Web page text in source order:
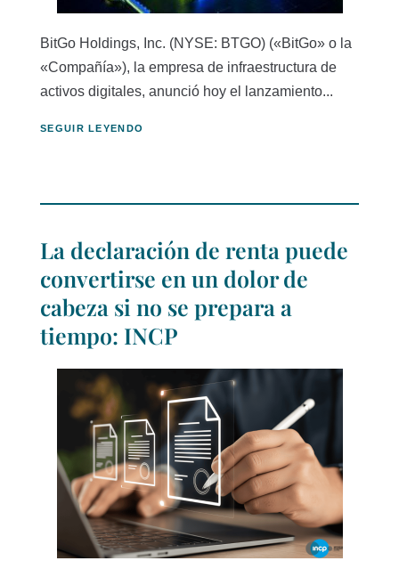
BitGo Holdings, Inc. (NYSE: BTGO) («BitGo» o la
«Compañía»), la empresa de infraestructura de
activos digitales, anunció hoy el lanzamiento...
SEGUIR LEYENDO
La declaración de renta puede
convertirse en un dolor de
cabeza si no se prepara a
tiempo: INCP